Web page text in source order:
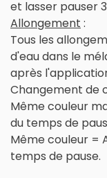
et lasser pauser
Allongement :
Tous les
d'eau dans le
après
Changement de
Même couleur
du temps de
Même couleur =
temps de pause.